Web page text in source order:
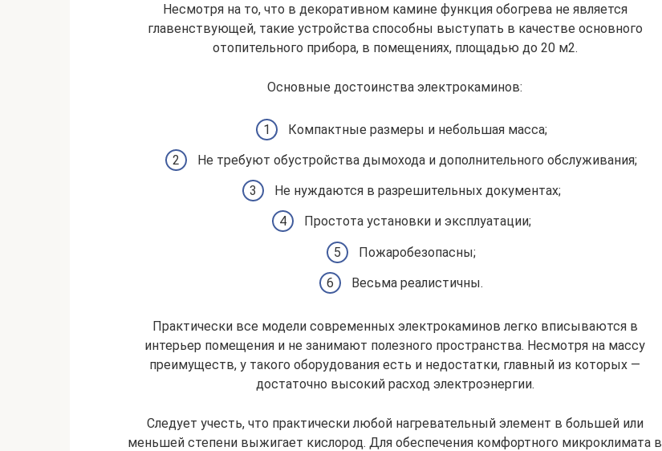
Несмотря на то, что в декоративном камине функция обогрева не является
главенствующей, такие устройства способны выступать в качестве основного
отопительного прибора, в помещениях, площадью до 20 м2.
Основные достоинства электрокаминов:
Компактные размеры и небольшая масса;
Не требуют обустройства дымохода и дополнительного обслуживания;
Не нуждаются в разрешительных документах;
Простота установки и эксплуатации;
Пожаробезопасны;
Весьма реалистичны.
Практически все модели современных электрокаминов легко вписываются в
интерьер помещения и не занимают полезного пространства. Несмотря на массу
преимуществ, у такого оборудования есть и недостатки, главный из которых —
достаточно высокий расход электроэнергии.
Следует учесть, что практически любой нагревательный элемент в большей или
меньшей степени выжигает кислород. Для обеспечения комфортного микроклимата в